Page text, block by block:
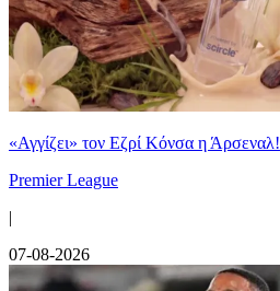
«Αγγίζει» τον Εζρί Κόνσα η Άρσεναλ!
Premier League
|
07-08-2026